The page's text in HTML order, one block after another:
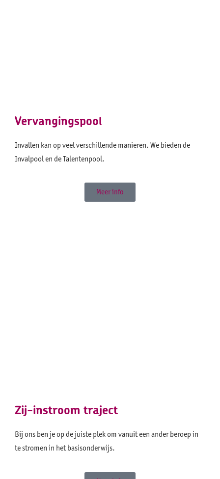
Vervangingspool
Invallen kan op veel verschillende manieren. We bieden de
Invalpool en de Talentenpool.
Meer info
Zij-instroom traject
Bij ons ben je op de juiste plek om vanuit een ander beroep in
te stromen in het basisonderwijs.